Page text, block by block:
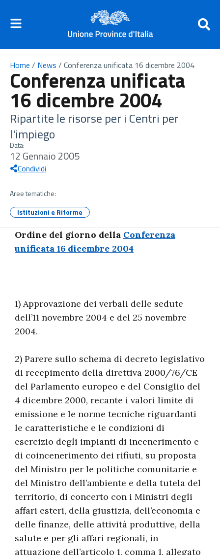
Home / News / Conferenza unificata 16 dicembre 2004
Conferenza unificata
16 dicembre 2004
Ripartite le risorse per i Centri per
l'impiego
Data:
12 Gennaio 2005
Condividi
Aree tematiche:
Istituzioni e Riforme
Ordine del giorno della Conferenza
unificata 16 dicembre 2004
1) Approvazione dei verbali delle sedute
dell’11 novembre 2004 e del 25 novembre
2004.
2) Parere sullo schema di decreto legislativo
di recepimento della direttiva 2000/76/CE
del Parlamento europeo e del Consiglio del
4 dicembre 2000, recante i valori limite di
emissione e le norme tecniche riguardanti
le caratteristiche e le condizioni di
esercizio degli impianti di incenerimento e
di coincenerimento dei rifiuti, su proposta
del Ministro per le politiche comunitarie e
del Ministro dell’ambiente e della tutela del
territorio, di concerto con i Ministri degli
affari esteri, della giustizia, dell’economia e
delle finanze, delle attività produttive, della
salute e per gli affari regionali, in
attuazione dell’articolo 1, comma 1, allegato